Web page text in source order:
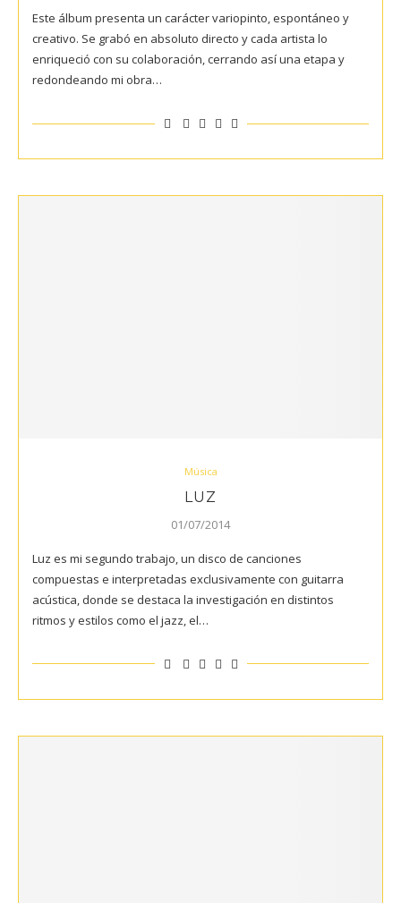
Este álbum presenta un carácter variopinto, espontáneo y
creativo. Se grabó en absoluto directo y cada artista lo
enriqueció con su colaboración, cerrando así una etapa y
redondeando mi obra…
Música
LUZ
01/07/2014
Luz es mi segundo trabajo, un disco de canciones
compuestas e interpretadas exclusivamente con guitarra
acústica, donde se destaca la investigación en distintos
ritmos y estilos como el jazz, el…